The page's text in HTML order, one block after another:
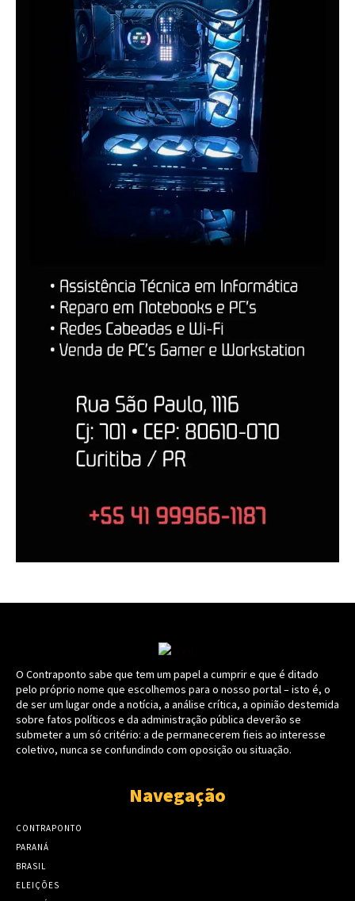
O Contraponto sabe que tem um papel a cumprir e que é ditado
pelo próprio nome que escolhemos para o nosso portal – isto é, o
de ser um lugar onde a notícia, a análise crítica, a opinião destemida
sobre fatos políticos e da administração pública deverão se
submeter a um só critério: a de permanecerem fieis ao interesse
coletivo, nunca se confundindo com oposição ou situação.
Navegação
CONTRAPONTO
PARANÁ
BRASIL
ELEIÇÕES